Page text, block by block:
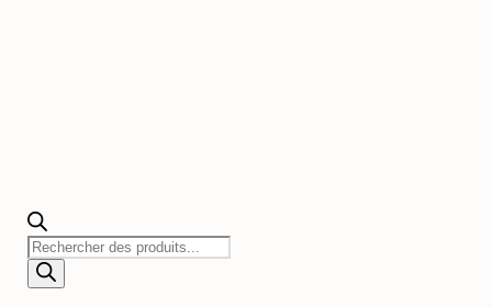
Recherche
de
produits